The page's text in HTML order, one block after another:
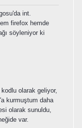
int.
firefox hemde
söyleniyor ki
olarak geliyor,
kurmuştum daha
olarak sunuldu,
var.